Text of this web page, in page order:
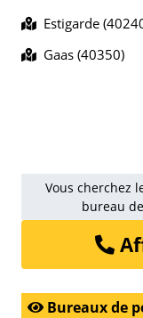
Estigarde
Gaas (40350)
Vous cherchez
bureau
Bureaux de